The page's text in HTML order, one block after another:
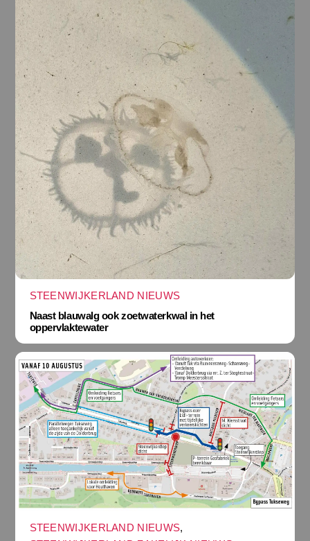
STEENWIJKERLAND NIEUWS
Naast blauwalg ook zoetwaterkwal in het
oppervlaktewater
STEENWIJKERLAND NIEUWS,